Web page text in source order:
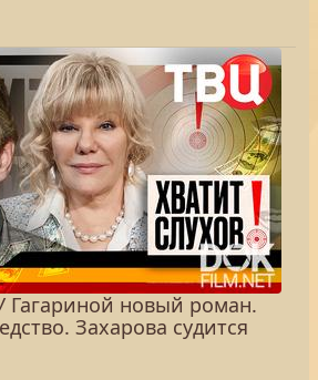
Гагариной новый роман.
Захарова судится